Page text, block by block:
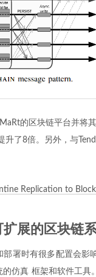
的区块链平台并将
升了8倍。另外，与
Replication to
展的区块链
署时有很多配置会影
仿真 框架和软件工